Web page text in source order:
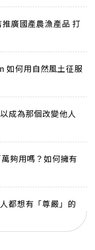
推廣國產農漁產品 打
如何用自然風土征服
成為那個改變他人
夠用嗎？如何擁有
都想有「尊嚴」的